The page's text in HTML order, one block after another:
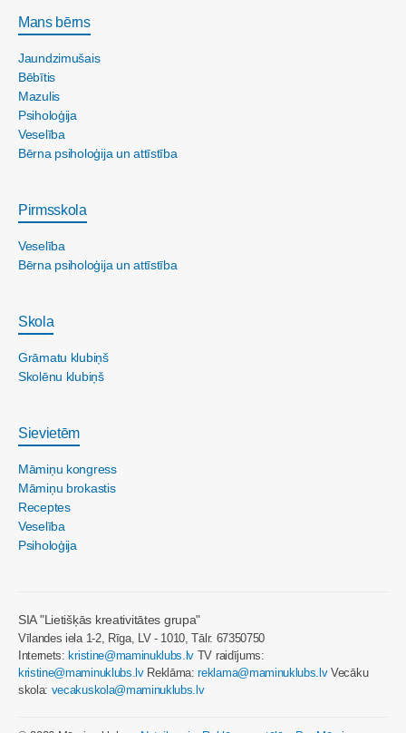
Mans bērns
Jaundzimušais
Bēbītis
Mazulis
Psiholoģija
Veselība
Bērna psiholoģija un attīstība
Pirmsskola
Veselība
Bērna psiholoģija un attīstība
Skola
Grāmatu klubiņš
Skolēnu klubiņš
Sievietēm
Māmiņu kongress
Māmiņu brokastis
Receptes
Veselība
Psiholoģija
SIA "Lietišķās kreativitātes grupa"
Vīlandes iela 1-2, Rīga, LV - 1010, Tālr. 67350750
Internets: kristine@maminuklubs.lv TV raidījums:
kristine@maminuklubs.lvReklāma:reklama@maminuklubs.lvVecāku
skola: vecakuskola@maminuklubs.lv